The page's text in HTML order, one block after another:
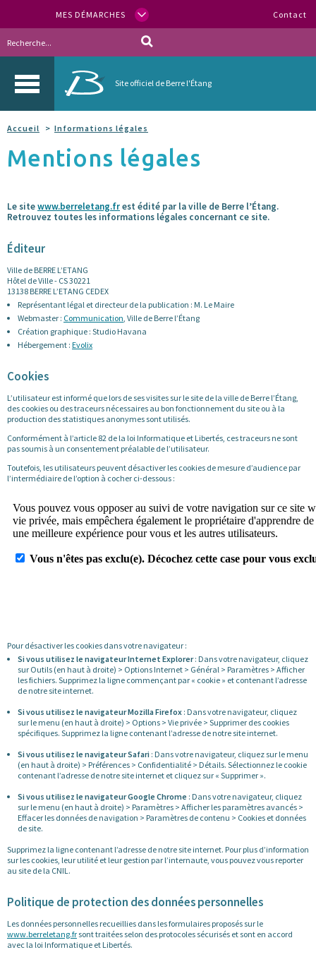
MES DÉMARCHES Contact
Site officiel de Berre l'Étang
Accueil Informations légales
Mentions légales
Le sitewww.berreletang.frest édité par la ville de Berre l’Étang.
Retrouvez toutes les informations légales concernant ce site.
Éditeur
Ville de BERRE L’ETANG
Hôtel de Ville - CS 30221
13138 BERRE L’ETANG CEDEX
Représentant légal et directeur de la publication : M. Le Maire
Webmaster : Communication , Ville de Berre l’Étang
Création graphique : Studio Havana
Hébergement : Evolix
Cookies
L’utilisateur est informé que lors de ses visites sur le site de la ville de Berre l’Étang,
des cookies ou des traceurs nécessaires au bon fonctionnement du site ou à la
production des statistiques anonymes sont utilisés.
Conformément à l’article 82 de la loi Informatique et Libertés, ces traceurs ne sont
pas soumis à un consentement préalable de l’utilisateur.
Toutefois, les utilisateurs peuvent désactiver les cookies de mesure d’audience par
l’intermédiaire de l’option à cocher ci-dessous :
Pour désactiver les cookies dans votre navigateur :
Si vous utilisez le navigateur Internet Explorer: Dans votre navigateur, cliquez
sur Outils (en haut à droite) > Options Internet > Général > Paramètres > Afficher
les fichiers. Supprimez la ligne commençant par « cookie » et contenant l’adresse
de notre site internet.
Si vous utilisez le navigateur Mozilla Firefox : Dans votre navigateur, cliquez
sur le menu (en haut à droite) > Options > Vie privée > Supprimer des cookies
spécifiques. Supprimez la ligne contenant l’adresse de notre site internet.
Si vous utilisez le navigateur Safari : Dans votre navigateur, cliquez sur le menu
(en haut à droite) > Préférences > Confidentialité > Détails. Sélectionnez le cookie
contenant l’adresse de notre site internet et cliquez sur « Supprimer ».
Si vous utilisez le navigateur Google Chrome : Dans votre navigateur, cliquez
sur le menu (en haut à droite) > Paramètres > Afficher les paramètres avancés >
Effacer les données de navigation > Paramètres de contenu > Cookies et données
de site.
Supprimez la ligne contenant l’adresse de notre site internet. Pour plus d’information
sur les cookies, leur utilité et leur gestion par l’internaute, vous pouvez vous reporter
au site de la CNIL.
Politique de protection des données personnelles
Les données personnelles recueillies dans les formulaires proposés sur le
www.berreletang.fr sont traitées selon des protocoles sécurisés et sont en accord
avec la loi Informatique et Libertés.